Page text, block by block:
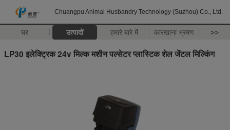
Chuangpu Animal Husbandry Technology (Suzhou) Co., Ltd.
घर उत्पादों हमारे बारे में कारखाना भ्रमण >>
LP30 इलेक्ट्रिक 24v मिल्क मशीन पल्सेटर प्लास्टिक शेल जेंटल मिल्किंग